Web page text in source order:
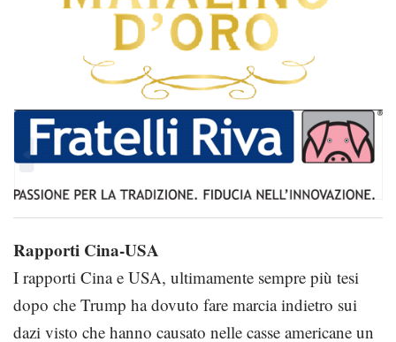
Rapporti Cina-USA
I rapporti Cina e USA, ultimamente sempre più tesi
dopo che Trump ha dovuto fare marcia indietro sui
dazi visto che hanno causato nelle casse americane un